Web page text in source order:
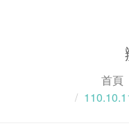
首頁